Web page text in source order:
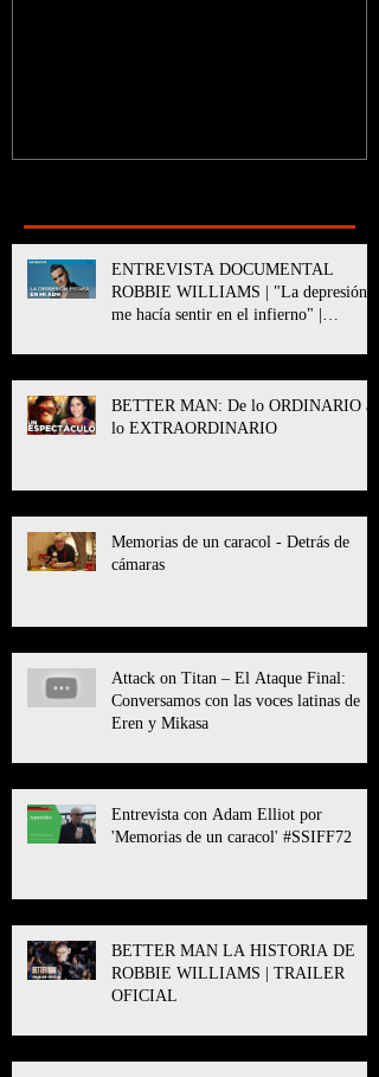
ENTREVISTA DOCUMENTAL
ROBBIE WILLIAMS | "La depresión
me hacía sentir en el infierno" |
BETTER MAN: De lo ORDINARIO a
lo EXTRAORDINARIO
Memorias de un caracol - Detrás de
cámaras
Attack on Titan – El Ataque Final:
Conversamos con las voces latinas de
Eren y Mikasa
Entrevista con Adam Elliot por
'Memorias de un caracol' #SSIFF72
BETTER MAN LA HISTORIA DE
ROBBIE WILLIAMS | TRAILER
OFICIAL